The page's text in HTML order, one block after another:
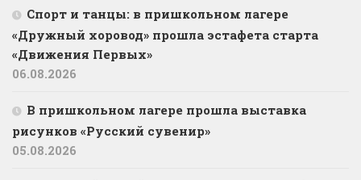
Спорт и танцы: в пришкольном лагере
«Дружный хоровод» прошла эстафета старта
«Движения Первых»
06.08.2026
В пришкольном лагере прошла выставка
рисунков «Русский сувенир»
05.08.2026